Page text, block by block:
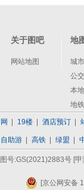
关于图吧
网站地图
地
城
公
本
地
19楼 酒店预订
助游 高铁 绿盟
号:GS(2021)2883号 [
[京公网安备